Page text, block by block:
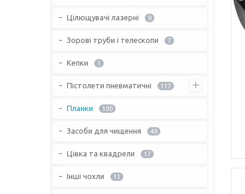
Цілющувачі лазерні 9
Зорові труби і телескопи 7
Кепки 1
Пістолети пневматичні 117
Планки 100
Засоби для чищення 49
Цівка та квадрели 17
Інші чохли 11